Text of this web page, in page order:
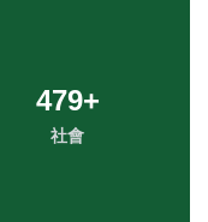
479+
社會